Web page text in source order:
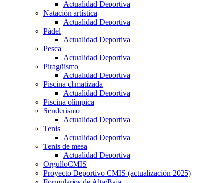
Actualidad Deportiva
Natación artística
Actualidad Deportiva
Pádel
Actualidad Deportiva
Pesca
Actualidad Deportiva
Piragüismo
Actualidad Deportiva
Piscina climatizada
Actualidad Deportiva
Piscina olímpica
Senderismo
Actualidad Deportiva
Tenis
Actualidad Deportiva
Tenis de mesa
Actualidad Deportiva
OrgulloCMIS
Proyecto Deportivo CMIS (actualización 2025)